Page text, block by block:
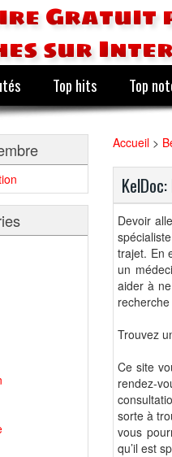
Gratuit
sur
Top hits Top
Accueil >
Devoir
trajet. En
un
aider à
Trouvez
Ce site
rendez-
sorte à
vous
qu’il est